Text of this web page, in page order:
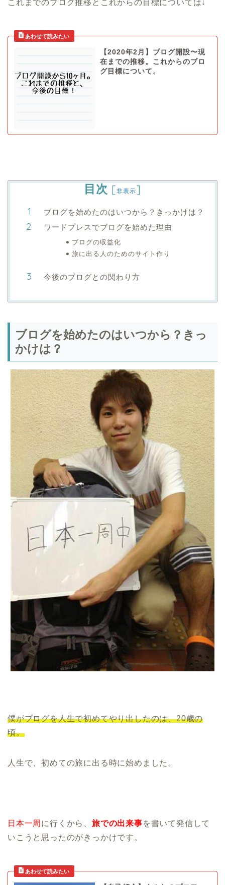
これまでのブログ推移とこれからの目標については↓
【2020年2月】ブログ開設〜現
在までの推移。これからのブロ
グ目標について。
目次 [非表示]
ブログを始めたのはいつから？きっかけは？
ワードプレスでブログを始めた理由
ブログの収益化
旅に出る人のためのサイト作り
今後のブログとの関わり方
ブログを始めたのはいつから？きっ
かけは？
僕がブログを人生で初めてやり出したのは、20歳の
頃。
人生で、初めての旅に出る時に始めました。
日本一周 に行くから、旅での出来事を書いて発信して
いこうと思ったのがきっかけです。